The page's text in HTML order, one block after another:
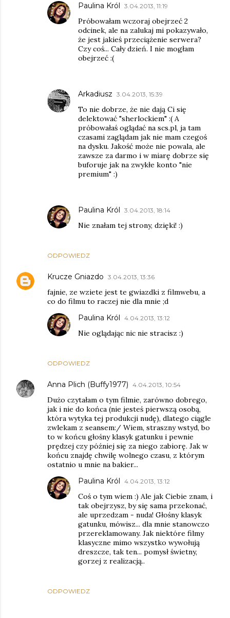
ODPOWIEDZ
Paulina Król 3.04.2013, 11:19
Próbowałam wczoraj obejrzeć 2
odcinek, ale na zalukaj mi pokazywało,
że jest jakieś przeciążenie serwera?
Czy coś... Cały dzień. I nie mogłam
obejrzeć :(
Arkadiusz 3.04.2013, 15:39
To nie dobrze, że nie dają Ci się
delektować "sherlockiem" :( A
próbowałaś oglądać na scs.pl, ja tam
czasami zaglądam jak nie mam czegoś
na dysku. Jakość może nie powala, ale
zawsze za darmo i w miarę dobrze się
buforuje jak na zwykłe konto "nie
premium" :)
Paulina Król 3.04.2013, 18:14
Nie znałam tej strony, dzięki! :)
Krucze Gniazdo 3.04.2013, 13:36
fajnie, ze wziete jest te gwiazdki z filmwebu, a
co do filmu to raczej nie dla mnie ;d
ODPOWIEDZ
Paulina Król 4.04.2013, 13:12
Nie oglądając nic nie stracisz :)
Anna Plich (Buffy1977) 4.04.2013, 10:54
Dużo czytałam o tym filmie, zarówno dobrego,
jak i nie do końca (nie jesteś pierwszą osobą,
która wytyka tej produkcji nudę), dlatego ciągle
zwlekam z seansem:/ Wiem, straszny wstyd, bo
to w końcu głośny klasyk gatunku i pewnie
prędzej czy później się za niego zabiorę. Jak w
końcu znajdę chwilę wolnego czasu, z którym
ostatnio u mnie na bakier...
ODPOWIEDZ
Paulina Król 4.04.2013, 13:12
Coś o tym wiem :) Ale jak Ciebie znam, i
tak obejrzysz, by się sama przekonać,
ale uprzedzam - nuda! Głośny klasyk
gatunku, mówisz... dla mnie stanowczo
przereklamowany. Jak niektóre filmy
klasyczne mimo wszystko wywołują
dreszcze, tak ten... pomysł świetny,
gorzej z realizacją..